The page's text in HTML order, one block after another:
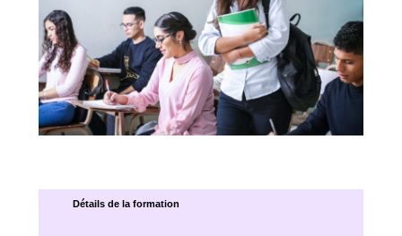
Détails de la formation